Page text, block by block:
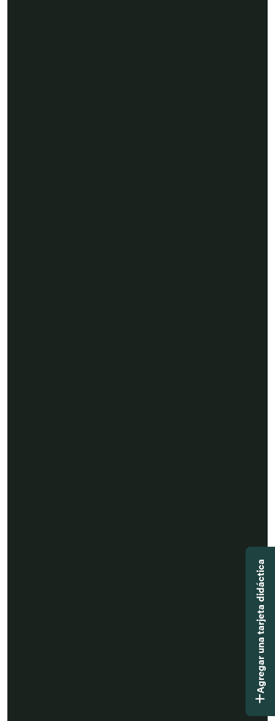
Agregar una tarjeta didáctica